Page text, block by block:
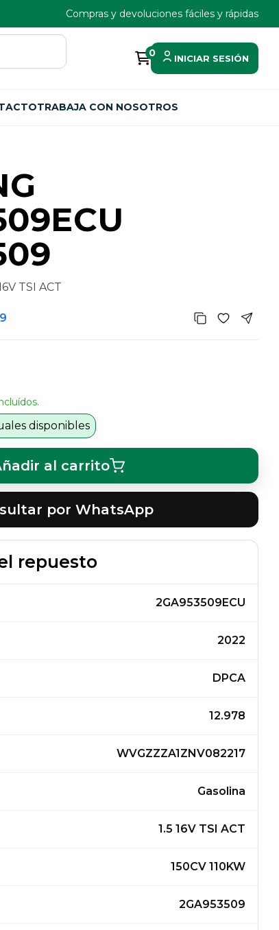
Compras y devoluciones fáciles y rápidas
0 INICIAR SESIÓN
TRABAJA CON NOSOTROS
TSI ACT
disponibles
al carrito
por WhatsApp
repuesto
2GA953509ECU
2022
DPCA
12.978
WVGZZZA1ZNV082217
Gasolina
1.5 16V TSI ACT
150CV 110KW
2GA953509